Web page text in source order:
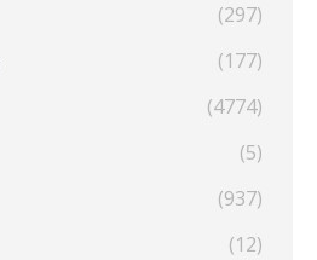
(297)
(177)
(4774)
(5)
(937)
(12)